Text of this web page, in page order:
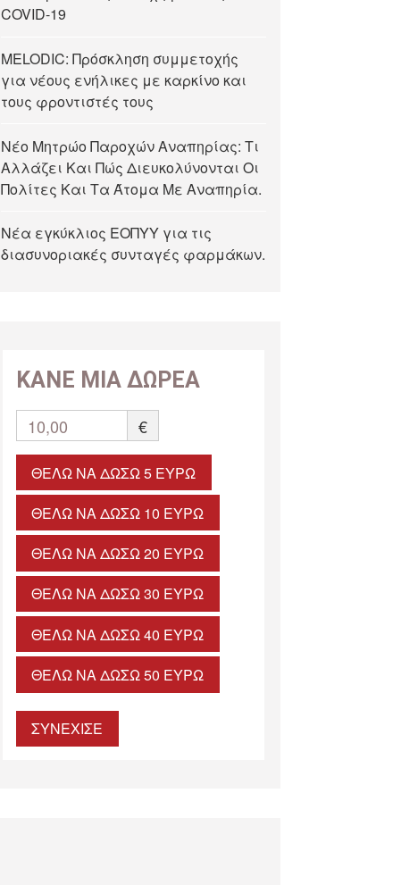
COVID-19
MELODIC: Πρόσκληση συμμετοχής
για νέους ενήλικες με καρκίνο και
τους φροντιστές τους
Νέο Μητρώο Παροχών Αναπηρίας: Τι
Αλλάζει Και Πώς Διευκολύνονται Οι
Πολίτες Και Τα Άτομα Με Αναπηρία.
Νέα εγκύκλιος ΕΟΠΥΥ για τις
διασυνοριακές συνταγές φαρμάκων.
ΚΑΝΕ ΜΙΑ ΔΩΡΕΑ
10,00 €
ΘΈΛΩ ΝΑ ΔΏΣΩ 5 ΕΥΡΏ
ΘΈΛΩ ΝΑ ΔΏΣΩ 10 ΕΥΡΏ
ΘΈΛΩ ΝΑ ΔΏΣΩ 20 ΕΥΡΏ
ΘΈΛΩ ΝΑ ΔΏΣΩ 30 ΕΥΡΏ
ΘΈΛΩ ΝΑ ΔΏΣΩ 40 ΕΥΡΏ
ΘΈΛΩ ΝΑ ΔΏΣΩ 50 ΕΥΡΏ
ΣΥΝΕΧΙΣΕ